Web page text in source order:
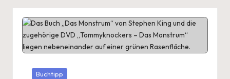
Posted
Buchtipp